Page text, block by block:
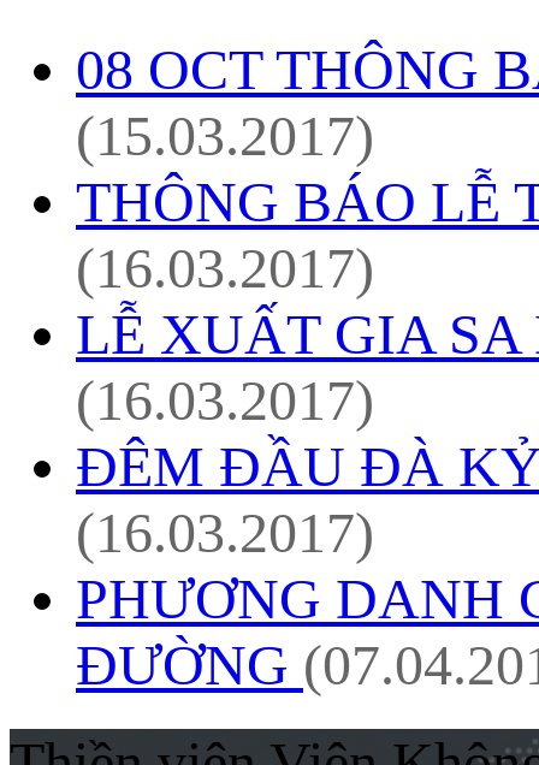
08 OCT THÔNG
(15.03.2017)
THÔNG BÁO LỄ
(16.03.2017)
LỄ XUẤT GIA
(16.03.2017)
ĐÊM ĐẦU ĐÀ
(16.03.2017)
PHƯƠNG DANH
ĐƯỜNG